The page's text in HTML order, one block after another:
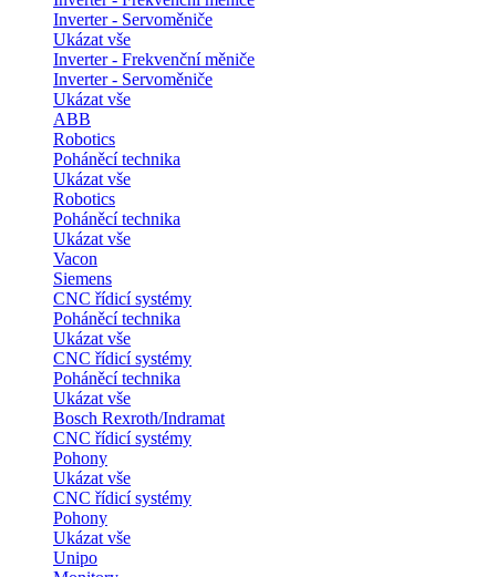
Inverter - Servoměniče
Ukázat vše
Inverter - Frekvenční měniče
Inverter - Servoměniče
Ukázat vše
ABB
Robotics
Poháněcí technika
Ukázat vše
Robotics
Poháněcí technika
Ukázat vše
Vacon
Siemens
CNC řídicí systémy
Poháněcí technika
Ukázat vše
CNC řídicí systémy
Poháněcí technika
Ukázat vše
Bosch Rexroth/Indramat
CNC řídicí systémy
Pohony
Ukázat vše
CNC řídicí systémy
Pohony
Ukázat vše
Unipo